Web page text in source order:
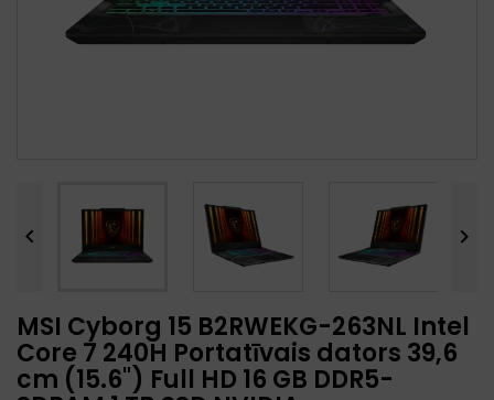
 
MSI Cyborg 15 B2RWEKG-263NL Intel
Core 7 240H Portatīvais dators 39,6
cm (15.6") Full HD 16 GB DDR5-